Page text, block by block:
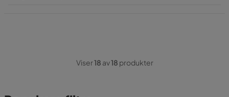
Viser18 av18 produkter